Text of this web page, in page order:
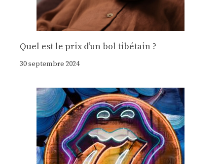
Quel est le prix d’un bol tibétain ?
30 septembre 2024